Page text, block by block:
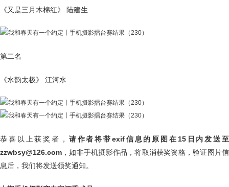
《又是三月木棉红》 陆建生
第二名
《水韵太极》 江河水
恭喜以上获奖者， 请作者将带exif信息的原图在15日内发送至
zzwbsy@126.com ，如非手机摄影作品，将取消获奖资格，验证图片信
息后，我们将发送领奖通知。